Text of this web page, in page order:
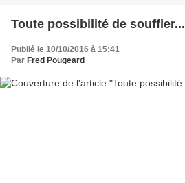
Toute possibilité de souffler...
Publié le 10/10/2016 à 15:41
Par Fred Pougeard